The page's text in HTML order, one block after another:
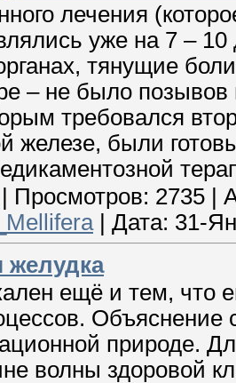
лечения
уже на 7 –
тянущие
– не было позывов
требовался
железе, были
Просмотров: 2735
| Дата: 31-
желудка
ещё и тем, что
Объяснение
природе.
волны здоровой